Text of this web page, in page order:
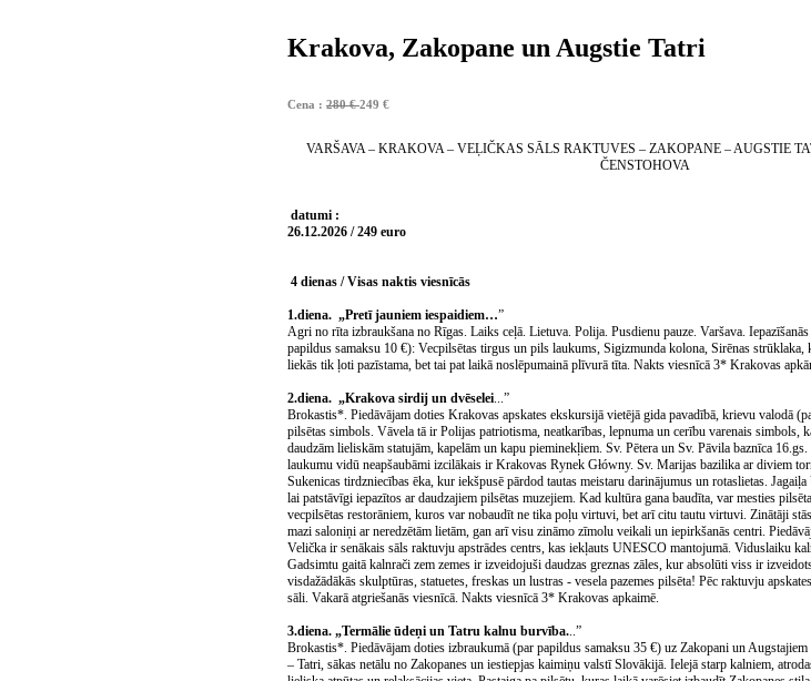
Krakova, Zakopane un Augstie Tatri
Cena : 280 €249 €
VARŠAVA – KRAKOVA – VEĻIČKAS SĀLS RAKTUVES – ZAKOPANE – AUGSTIE
ČENSTOHOVA
datumi :
26.12.2026 / 249 euro
4 dienas / Visas naktis viesnīcās
1.diena. „Pretī jauniem iespaidiem…”
Agri no rīta izbraukšana no Rīgas. Laiks ceļā. Lietuva. Polija. Pusdienu pauze. Varšava.
papildus samaksu 10 €): Vecpilsētas tirgus un pils laukums, Sigizmunda kolona, Sirēnas
liekās tik ļoti pazīstama, bet tai pat laikā noslēpumainā plīvurā tīta. Nakts viesnīcā 3* Krakovas
2.diena. „Krakova sirdij un dvēselei...”
Brokastis*. Piedāvājam doties Krakovas apskates ekskursijā vietējā gida pavadībā, krievu valodā
pilsētas simbols. Vāvela tā ir Polijas patriotisma, neatkarības, lepnuma un cerību varenais simbols,
daudzām lieliskām statujām, kapelām un kapu pieminekļiem. Sv. Pētera un Sv. Pāvila baznīca
laukumu vidū neapšaubāmi izcilākais ir Krakovas Rynek Główny. Sv. Marijas bazilika ar diviem
Sukenicas tirdzniecības ēka, kur iekšpusē pārdod tautas meistaru darinājumus un rotaslietas.
lai patstāvīgi iepazītos ar daudzajiem pilsētas muzejiem. Kad kultūra gana baudīta, var mesties
vecpilsētas restorāniem, kuros var nobaudīt ne tika poļu virtuvi, bet arī citu tautu virtuvi. Zinātāji
mazi saloniņi ar neredzētām lietām, gan arī visu zināmo zīmolu veikali un iepirkšanās centri.
Velička ir senākais sāls raktuvju apstrādes centrs, kas iekļauts UNESCO mantojumā. Viduslaiku
Gadsimtu gaitā kalnrači zem zemes ir izveidojuši daudzas greznas zāles, kur absolūti viss ir
visdažādākās skulptūras, statuetes, freskas un lustras - vesela pazemes pilsēta! Pēc raktuvju
sāli. Vakarā atgriešanās viesnīcā. Nakts viesnīcā 3* Krakovas apkaimē.
3.diena. „Termālie ūdeņi un Tatru kalnu burvība...”
Brokastis*. Piedāvājam doties izbraukumā (par papildus samaksu 35 €) uz Zakopani un
– Tatri, sākas netālu no Zakopanes un iestiepjas kaimiņu valstī Slovākijā. Ielejā starp kalniem,